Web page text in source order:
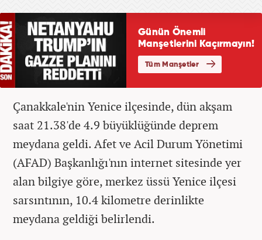
Çanakkale'nin Yenice ilçesinde, dün akşam
saat 21.38'de 4.9 büyüklüğünde deprem
meydana geldi. Afet ve Acil Durum Yönetimi
(AFAD) Başkanlığı'nın internet sitesinde yer
alan bilgiye göre, merkez üssü Yenice ilçesi
sarsıntının, 10.4 kilometre derinlikte
meydana geldiği belirlendi.